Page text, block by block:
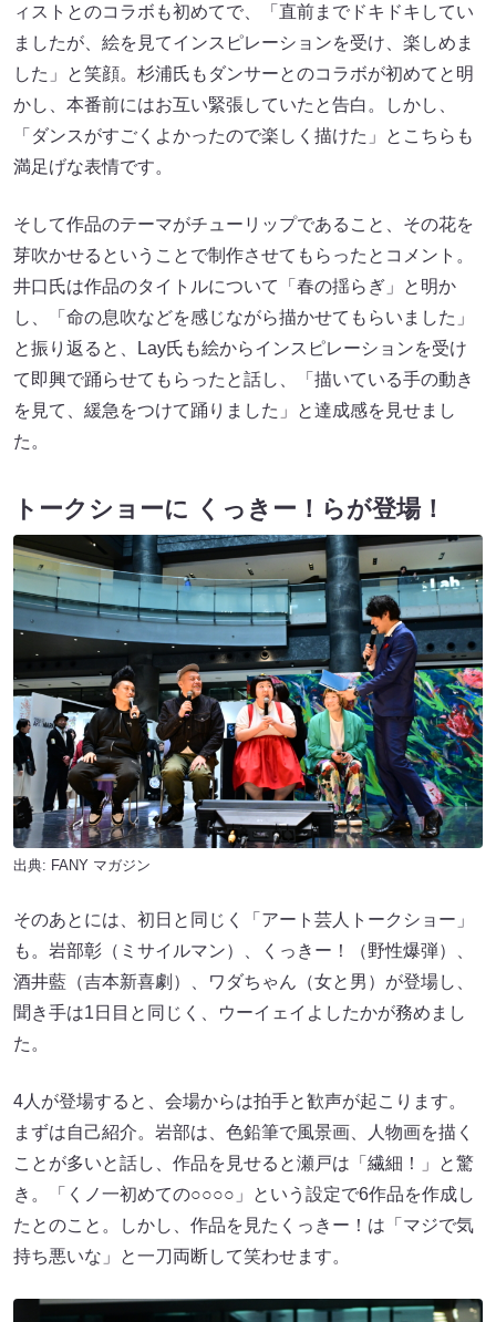
ィストとのコラボも初めてで、「直前までドキドキしてい
ましたが、絵を見てインスピレーションを受け、楽しめま
した」と笑顔。杉浦氏もダンサーとのコラボが初めてと明
かし、本番前にはお互い緊張していたと告白。しかし、
「ダンスがすごくよかったので楽しく描けた」とこちらも
満足げな表情です。
そして作品のテーマがチューリップであること、その花を
芽吹かせるということで制作させてもらったとコメント。
井口氏は作品のタイトルについて「春の揺らぎ」と明か
し、「命の息吹などを感じながら描かせてもらいました」
と振り返ると、Lay氏も絵からインスピレーションを受け
て即興で踊らせてもらったと話し、「描いている手の動き
を見て、緩急をつけて踊りました」と達成感を見せまし
た。
トークショーに くっきー！らが登場！
出典: FANY マガジン
そのあとには、初日と同じく「アート芸人トークショー」
も。岩部彰（ミサイルマン）、くっきー！（野性爆弾）、
酒井藍（吉本新喜劇）、ワダちゃん（女と男）が登場し、
聞き手は1日目と同じく、ウーイェイよしたかが務めまし
た。
4人が登場すると、会場からは拍手と歓声が起こります。
まずは自己紹介。岩部は、色鉛筆で風景画、人物画を描く
ことが多いと話し、作品を見せると瀬戸は「繊細！」と驚
き。「くノ一初めての○○○○」という設定で6作品を作成し
たとのこと。しかし、作品を見たくっきー！は「マジで気
持ち悪いな」と一刀両断して笑わせます。